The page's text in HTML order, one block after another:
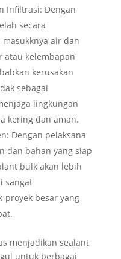
Infiltrasi: Dengan
secara
air dan
atau kelembapan
kerusakan
sebagai
lingkungan
kering dan aman.
Dengan pelaksana
dan bahan yang siap
bulk akan lebih
sangat
proyek besar yang
menjadikan sealant
untuk berbagai